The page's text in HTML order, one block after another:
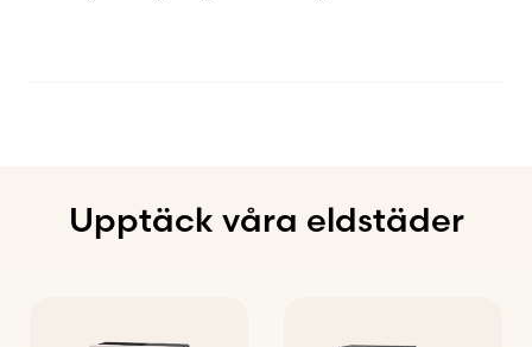
Upptäck våra eldstäder